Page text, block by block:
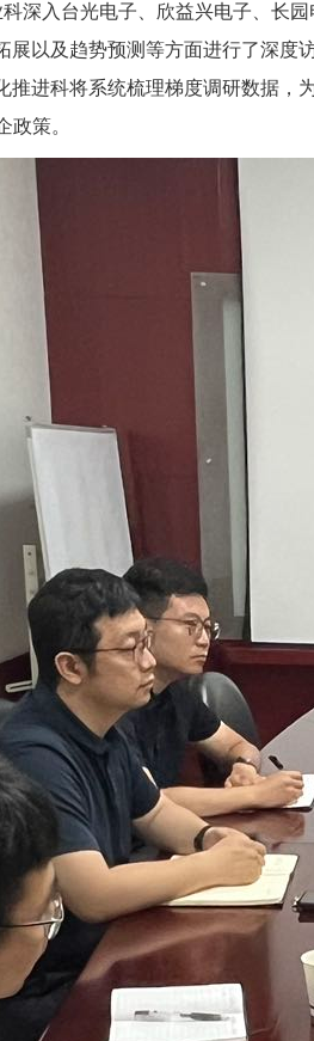
深入台光电子、欣益兴电子、长
以及趋势预测等方面进行了深
进科将系统梳理梯度调研数据，
策。